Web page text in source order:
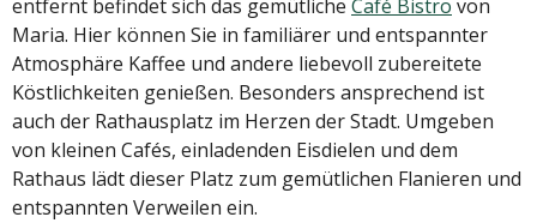
entfernt befindet sich das gemütliche Café Bistro von
Maria. Hier können Sie in familiärer und entspannter
Atmosphäre Kaffee und andere liebevoll zubereitete
Köstlichkeiten genießen. Besonders ansprechend ist
auch der Rathausplatz im Herzen der Stadt. Umgeben
von kleinen Cafés, einladenden Eisdielen und dem
Rathaus lädt dieser Platz zum gemütlichen Flanieren und
entspannten Verweilen ein.